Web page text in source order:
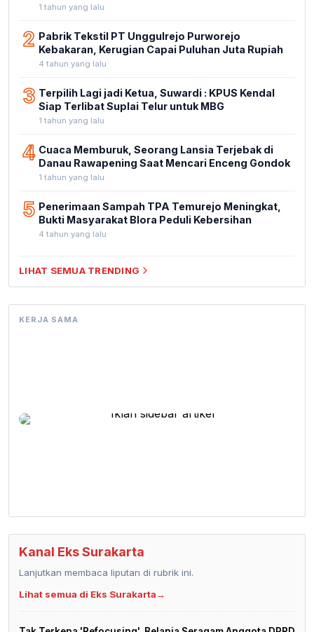
1 tahun yang lalu
2 Pabrik Tekstil PT Unggulrejo Purworejo
Kebakaran, Kerugian Capai Puluhan Juta Rupiah
4 tahun yang lalu
3 Terpilih Lagi jadi Ketua, Suwardi : KPUS Kendal
Siap Terlibat Suplai Telur untuk MBG
1 tahun yang lalu
4 Cuaca Memburuk, Seorang Lansia Terjebak di
Danau Rawapening Saat Mencari Enceng Gondok
1 tahun yang lalu
5 Penerimaan Sampah TPA Temurejo Meningkat,
Bukti Masyarakat Blora Peduli Kebersihan
4 tahun yang lalu
LIHAT SEMUA TRENDING
KERJA SAMA
Kanal Eks Surakarta
Lanjutkan membaca liputan di rubrik ini.
Lihat semua di Eks Surakarta→